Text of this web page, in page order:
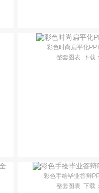
彩色时尚扁平化
整套图表 下载
彩色手绘毕业答辩
整套图表 下载